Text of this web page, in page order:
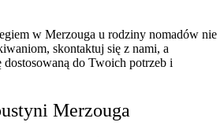
w Merzouga u rodziny nomadów nie
skontaktuj się z nami, a
do Twoich potrzeb i
Merzouga